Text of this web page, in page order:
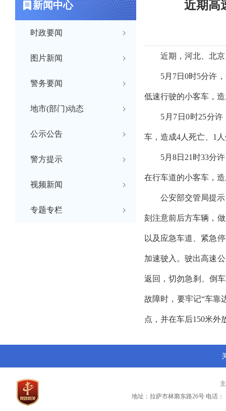
新闻中心
时政要闻
图片新闻
警务要闻
地市(部门)动态
公示公告
警方提示
视频新闻
专题专栏
近期高
近期，河北、北
5月7日0时5分许
低速行驶的小客车，
5月7日0时25分
车，造成4人死亡、1
5月8日21时33分
在行车道的小客车，
公安部交管局提
刻注意前后方车辆，
以及应急车道、紧急
加速驶入。驶出高速
返回，切勿急刹、倒
故障时，要牢记“车靠
点，并在车后150米外
地址：拉萨市林廓东路26号 电话：